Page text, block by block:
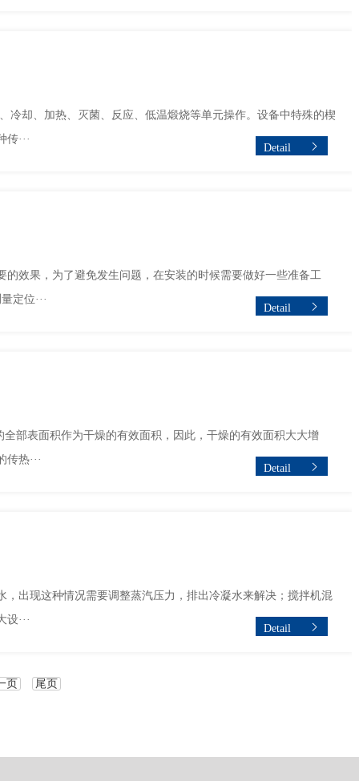
冷却、加热、灭菌、反应、低温煅烧等单元操作。设备中特殊的楔
···
Detail
效果，为了避免发生问题，在安装的时候需要做好一些准备工
定位···
Detail
部表面积作为干燥的有效面积，因此，干燥的有效面积大大增
热···
Detail
出现这种情况需要调整蒸汽压力，排出冷凝水来解决；搅拌机混
···
Detail
页 尾页